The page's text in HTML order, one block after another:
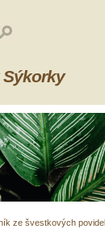
Sýkorky
ze švestkových povidel